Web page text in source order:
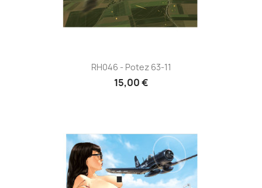
RH046 - Potez 63-11
15,00 €